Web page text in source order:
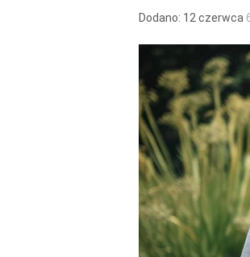
Dodano: 12 czerwca